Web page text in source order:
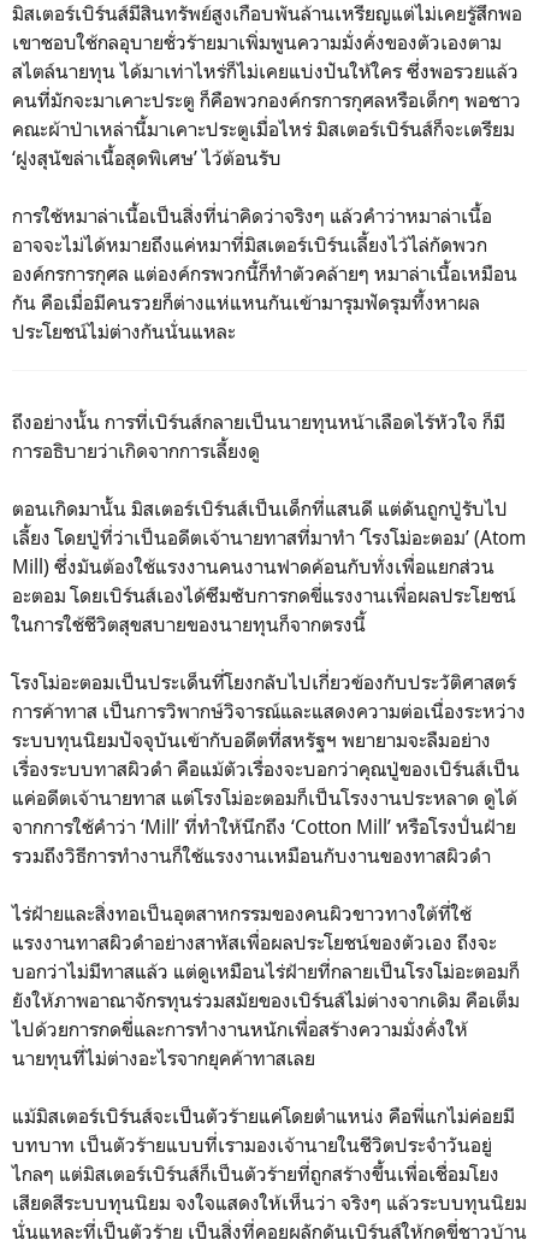
มิสเตอร์เบิร์นส์มีสินทรัพย์สูงเกือบพันล้านเหรียญแต่ไม่เคยรู้สึกพอ
เขาชอบใช้กลอุบายชั่วร้ายมาเพิ่มพูนความมั่งคั่งของตัวเองตาม
สไตล์นายทุน ได้มาเท่าไหร่ก็ไม่เคยแบ่งปันให้ใคร ซึ่งพอรวยแล้ว
คนที่มักจะมาเคาะประตู ก็คือพวกองค์กรการกุศลหรือเด็กๆ พอชาว
คณะผ้าป่าเหล่านี้มาเคาะประตูเมื่อไหร่ มิสเตอร์เบิร์นส์ก็จะเตรียม
‘ฝูงสุนัขล่าเนื้อสุดพิเศษ’ ไว้ต้อนรับ
การใช้หมาล่าเนื้อเป็นสิ่งที่น่าคิดว่าจริงๆ แล้วคำว่าหมาล่าเนื้อ
อาจจะไม่ได้หมายถึงแค่หมาที่มิสเตอร์เบิร์นเลี้ยงไว้ไล่กัดพวก
องค์กรการกุศล แต่องค์กรพวกนี้ก็ทำตัวคล้ายๆ หมาล่าเนื้อเหมือน
กัน คือเมื่อมีคนรวยก็ต่างแห่แหนกันเข้ามารุมฟัดรุมทึ้งหาผล
ประโยชน์ไม่ต่างกันนั่นแหละ
ถึงอย่างนั้น การที่เบิร์นส์กลายเป็นนายทุนหน้าเลือดไร้หัวใจ ก็มี
การอธิบายว่าเกิดจากการเลี้ยงดู
ตอนเกิดมานั้น มิสเตอร์เบิร์นส์เป็นเด็กที่แสนดี แต่ดันถูกปู่รับไป
เลี้ยง โดยปู่ที่ว่าเป็นอดีตเจ้านายทาสที่มาทำ ‘โรงโม่อะตอม’ (Atom
Mill) ซึ่งมันต้องใช้แรงงานคนงานฟาดค้อนกับทั่งเพื่อแยกส่วน
อะตอม โดยเบิร์นส์เองได้ซึมซับการกดขี่แรงงานเพื่อผลประโยชน์
ในการใช้ชีวิตสุขสบายของนายทุนก็จากตรงนี้
โรงโม่อะตอมเป็นประเด็นที่โยงกลับไปเกี่ยวข้องกับประวัติศาสตร์
การค้าทาส เป็นการวิพากษ์วิจารณ์และแสดงความต่อเนื่องระหว่าง
ระบบทุนนิยมปัจจุบันเข้ากับอดีตที่สหรัฐฯ พยายามจะลืมอย่าง
เรื่องระบบทาสผิวดำ คือแม้ตัวเรื่องจะบอกว่าคุณปู่ของเบิร์นส์เป็น
แค่อดีตเจ้านายทาส แต่โรงโม่อะตอมก็เป็นโรงงานประหลาด ดูได้
จากการใช้คำว่า ‘Mill’ ที่ทำให้นึกถึง ‘Cotton Mill’ หรือโรงปั่นฝ้าย
รวมถึงวิธีการทำงานก็ใช้แรงงานเหมือนกับงานของทาสผิวดำ
ไร่ฝ้ายและสิ่งทอเป็นอุตสาหกรรมของคนผิวขาวทางใต้ที่ใช้
แรงงานทาสผิวดำอย่างสาหัสเพื่อผลประโยชน์ของตัวเอง ถึงจะ
บอกว่าไม่มีทาสแล้ว แต่ดูเหมือนไร่ฝ้ายที่กลายเป็นโรงโม่อะตอมก็
ยังให้ภาพอาณาจักรทุนร่วมสมัยของเบิร์นส์ไม่ต่างจากเดิม คือเต็ม
ไปด้วยการกดขี่และการทำงานหนักเพื่อสร้างความมั่งคั่งให้
นายทุนที่ไม่ต่างอะไรจากยุคค้าทาสเลย
แม้มิสเตอร์เบิร์นส์จะเป็นตัวร้ายแค่โดยตำแหน่ง คือพี่แกไม่ค่อยมี
บทบาท เป็นตัวร้ายแบบที่เรามองเจ้านายในชีวิตประจำวันอยู่
ไกลๆ แต่มิสเตอร์เบิร์นส์ก็เป็นตัวร้ายที่ถูกสร้างขึ้นเพื่อเชื่อมโยง
เสียดสีระบบทุนนิยม จงใจแสดงให้เห็นว่า จริงๆ แล้วระบบทุนนิยม
นั่นแหละที่เป็นตัวร้าย เป็นสิ่งที่คอยผลักดันเบิร์นส์ให้กดขี่ชาวบ้าน